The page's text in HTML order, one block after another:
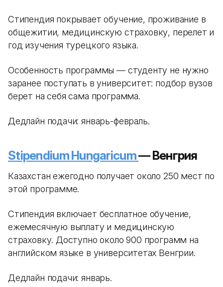
Стипендия покрывает обучение, проживание в
общежитии, медицинскую страховку, перелет и
год изучения турецкого языка.
Особенность программы — студенту не нужно
заранее поступать в университет: подбор вузов
берет на себя сама программа.
Дедлайн подачи: январь-февраль.
Stipendium Hungaricum— Венгрия
Казахстан ежегодно получает около 250 мест по
этой программе.
Стипендия включает бесплатное обучение,
ежемесячную выплату и медицинскую
страховку. Доступно около 900 программ на
английском языке в университетах Венгрии.
Дедлайн подачи: январь.